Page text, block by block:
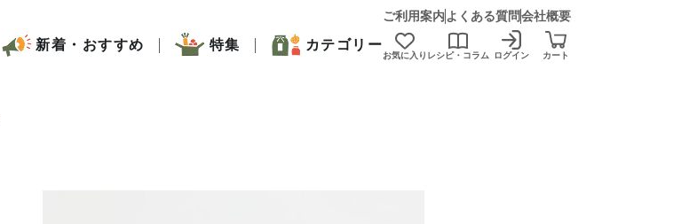
ご利用案内 よくある質問会社概要
新着・おすすめ 特集 カテゴリー
お気に入り レシピ・コラム ログイン カート